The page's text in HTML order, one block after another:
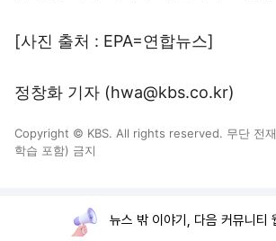
[사진 출처 : EPA=연합뉴스]
정창화 기자 (hwa@kbs.co.kr)
Copyright © KBS. All rights reserved. 무단 전
학습 포함) 금지
뉴스 밖 이야기, 다음 커뮤니티